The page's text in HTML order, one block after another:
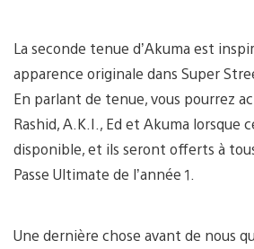
La seconde tenue d’Akuma est
apparence originale dans Super
En parlant de tenue, vous pourrez
Rashid, A.K.I., Ed et Akuma lorsque
disponible, et ils seront offerts à
Passe Ultimate de l’année 1.
Une dernière chose avant de nous